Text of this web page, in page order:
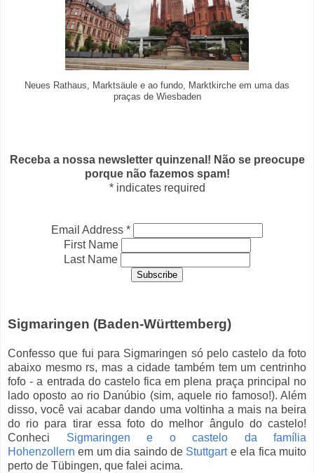
Neues Rathaus, Marktsäule e ao fundo, Marktkirche em uma das
praças de Wiesbaden
Receba a nossa newsletter quinzenal! Não se preocupe
porque não fazemos spam!
*indicates required
Email Address *
First Name
Last Name
Sigmaringen (Baden-Württemberg)
Confesso que fui para Sigmaringen só pelo castelo da foto
abaixo mesmo rs, mas a cidade também tem um centrinho
fofo - a entrada do castelo fica em plena praça principal no
lado oposto ao rio Danúbio (sim, aquele rio famoso!). Além
disso, você vai acabar dando uma voltinha a mais na beira
do rio para tirar essa foto do melhor ângulo do castelo!
Conheci Sigmaringen e o castelo da família
Hohenzollern em um dia saindo de Stuttgarte ela fica muito
perto de Tübingen, que falei acima.